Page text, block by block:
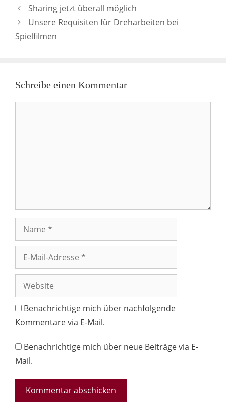
Sharing jetzt überall möglich
Unsere Requisiten für Dreharbeiten bei
Spielfilmen
Schreibe einen Kommentar
Mail-
Adresse
Website
Benachrichtige mich über nachfolgende
Kommentare via E-Mail.
Benachrichtige mich über neue Beiträge via E-
Mail.